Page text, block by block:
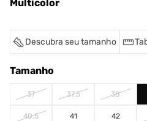
Multicolor
Descubra seu tamanho
Tamanho
37 37.5 38
40.5 41 42